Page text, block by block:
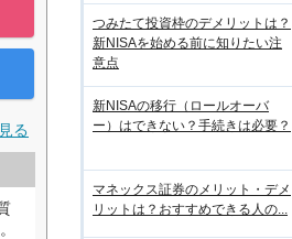
る
つみたて投資枠のデメリットは？
新NISAを始める前に知りたい注
意点
新NISAの移行（ロールオーバ
ー）はできない？手続きは必要？
マネックス証券のメリット・デメ
リットは？おすすめできる人の...